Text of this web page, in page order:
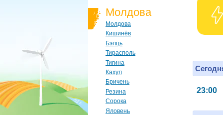
Молдова
Молдова
Кишинёв
Бэлць
Тирасполь
Тигина
Кахул
Бричень
Резина
Сорока
Яловень
23:00